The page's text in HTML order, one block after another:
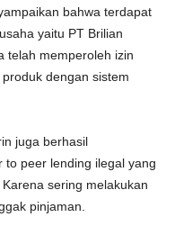
bahwa terdapat
yaitu PT Brilian
telah memperoleh izin
dengan sistem
juga berhasil
to peer lending ilegal yang
sering melakukan
pinjaman.